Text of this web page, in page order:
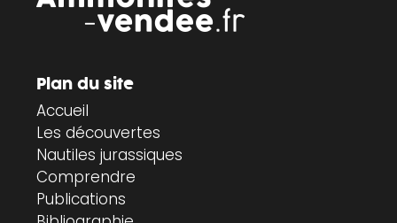
Plan du site
Accueil
Les découvertes
Nautiles jurassiques
Comprendre
Publications